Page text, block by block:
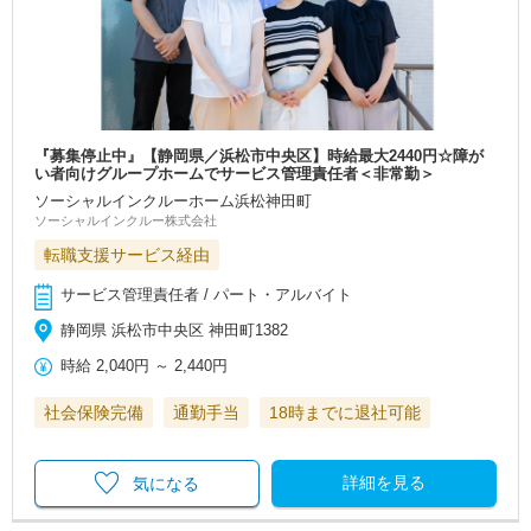
『募集停止中』【静岡県／浜松市中央区】時給最大2440円☆障が
い者向けグループホームでサービス管理責任者＜非常勤＞
ソーシャルインクルーホーム浜松神田町
ソーシャルインクルー株式会社
転職支援サービス経由
サービス管理責任者 / パート・アルバイト
静岡県 浜松市中央区 神田町1382
時給 2,040円 ～2,440円
社会保険完備 通勤手当 18時までに退社可能
詳細を見る
気になる